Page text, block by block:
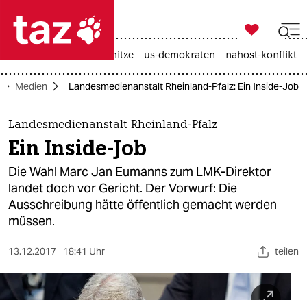
 taz zahl ich
taz zahl ich
themen
politik
öko
gesellschaft
kultur
sport

taz zahl ich
hitze us-demokraten nahost-konflikt
Medien Landesmedienanstalt Rheinland-Pfalz: Ein Inside-Job
Landesmedienanstalt Rheinland-Pfalz
Ein Inside-Job
Die Wahl Marc Jan Eumanns zum LMK-Direktor
landet doch vor Gericht. Der Vorwurf: Die
Ausschreibung hätte öffentlich gemacht werden
müssen.
13.12.2017 18:41 Uhr teilen